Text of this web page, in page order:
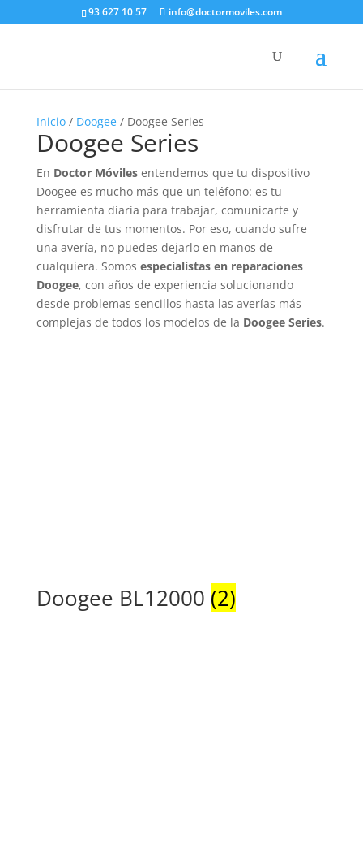
93 627 10 57 info@doctormoviles.com
Inicio/ Doogee/ Doogee Series
Doogee Series
En Doctor Móvilesentendemos que tu dispositivo
Doogee es mucho más que un teléfono: es tu
herramienta diaria para trabajar, comunicarte y
disfrutar de tus momentos. Por eso, cuando sufre
una avería, no puedes dejarlo en manos de
cualquiera. Somos especialistas en reparaciones
Doogee, con años de experiencia solucionando
desde problemas sencillos hasta las averías más
complejas de todos los modelos de la Doogee Series.
Doogee BL12000 (2)